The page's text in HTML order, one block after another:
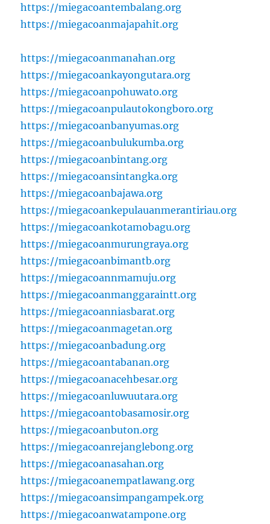
https://miegacoantembalang.org
https://miegacoanmajapahit.org
https://miegacoanmanahan.org
https://miegacoankayongutara.org
https://miegacoanpohuwato.org
https://miegacoanpulautokongboro.org
https://miegacoanbanyumas.org
https://miegacoanbulukumba.org
https://miegacoanbintang.org
https://miegacoansintangka.org
https://miegacoanbajawa.org
https://miegacoankepulauanmerantiriau.org
https://miegacoankotamobagu.org
https://miegacoanmurungraya.org
https://miegacoanbimantb.org
https://miegacoannmamuju.org
https://miegacoanmanggaraintt.org
https://miegacoanniasbarat.org
https://miegacoanmagetan.org
https://miegacoanbadung.org
https://miegacoantabanan.org
https://miegacoanacehbesar.org
https://miegacoanluwuutara.org
https://miegacoantobasamosir.org
https://miegacoanbuton.org
https://miegacoanrejanglebong.org
https://miegacoanasahan.org
https://miegacoanempatlawang.org
https://miegacoansimpangampek.org
https://miegacoanwatampone.org